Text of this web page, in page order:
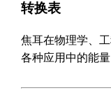
转换表
焦耳在物理学、
各种应用中的能